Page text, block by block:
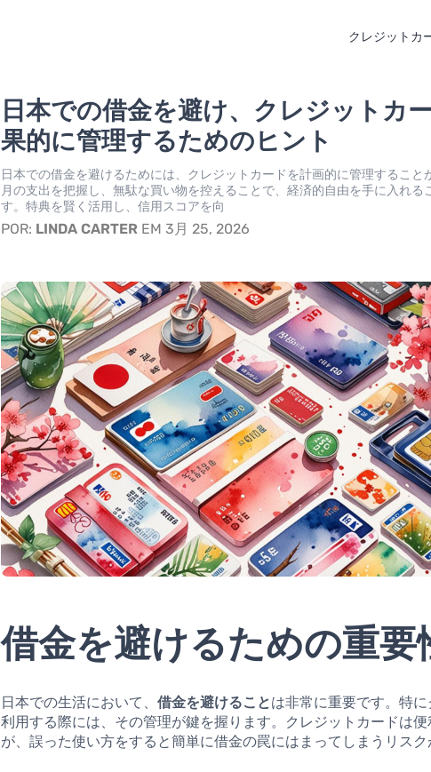
クレジットカ
日本での借金を避け、クレジットカ
果的に管理するためのヒント
日本での借金を避けるためには、クレジットカードを計画的に管理すること
月の支出を把握し、無駄な買い物を控えることで、経済的自由を手に入れる
す。特典を賢く活用し、信用スコアを向
POR: LINDA CARTER EM 3月 25, 2026
借金を避けるための重要
日本での生活において、借金を避けることは非常に重要です。特
利用する際には、その管理が鍵を握ります。クレジットカードは
が、誤った使い方をすると簡単に借金の罠にはまってしまうリスク